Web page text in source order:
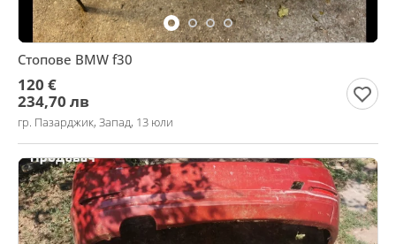
Стопове BMW f30
120 €
234,70 лв
гр. Пазарджик, Запад, 13 юли